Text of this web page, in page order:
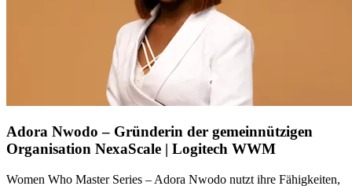
Adora Nwodo – Gründerin der gemeinnützigen
Organisation NexaScale | Logitech WWM
Women Who Master Series – Adora Nwodo nutzt ihre Fähigkeiten,